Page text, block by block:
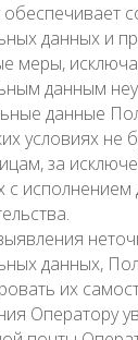
данных и
меры,
данным
данные
условиях не
за
с
данных,
их
Оператору